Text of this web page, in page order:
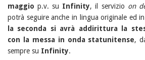
maggio p.v. su Infinity, il servizio on
potrà seguire anche in lingua originale ed in
la seconda si avrà addirittura la
con la messa in onda statunitense,
sempre su Infinity.